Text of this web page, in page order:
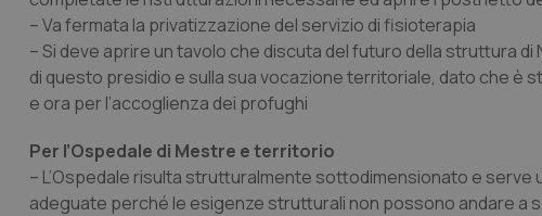
– Va fermata la privatizzazione del servizio di fisioterapia
– Si deve aprire un tavolo che discuta del futuro della struttura
di questo presidio e sulla sua vocazione territoriale, dato che è
e ora per l’accoglienza dei profughi
Per l’Ospedale di Mestre e territorio
– L’Ospedale risulta strutturalmente sottodimensionato e
adeguate perché le esigenze strutturali non possono andare a